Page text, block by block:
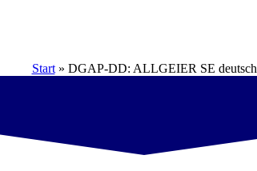
Start» DGAP-DD: ALLGEIER SE deutsch